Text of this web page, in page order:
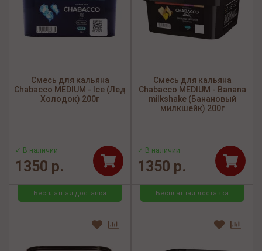
Смесь для кальяна
Chabacco MEDIUM - Ice (Лед
Холодок) 200г
✓ В наличии
1350 р.
Смесь для кальяна
Chabacco MEDIUM - Banana
milkshake (Банановый
милкшейк) 200г
✓ В наличии
1350 р.
Бесплатная доставка Бесплатная доставка